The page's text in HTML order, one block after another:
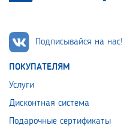
Подписывайся на нас!
ПОКУПАТЕЛЯМ
Услуги
Дисконтная система
Подарочные сертификаты